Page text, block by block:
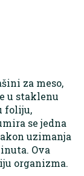
za meso,
u staklenu
foliju,
se jedna
uzimanja
Ova
organizma.